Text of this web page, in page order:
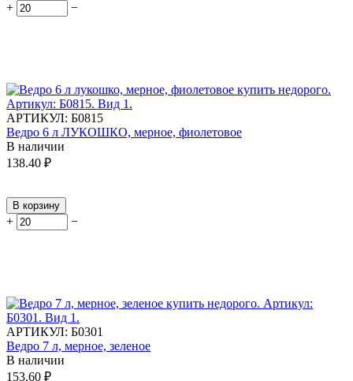
+ −
АРТИКУЛ: Б0815
Ведро 6 л ЛУКОШКО, мерное, фиолетовое
В наличии
138.40 ₽
В корзину
+ −
АРТИКУЛ: Б0301
Ведро 7 л, мерное, зеленое
В наличии
153.60 ₽